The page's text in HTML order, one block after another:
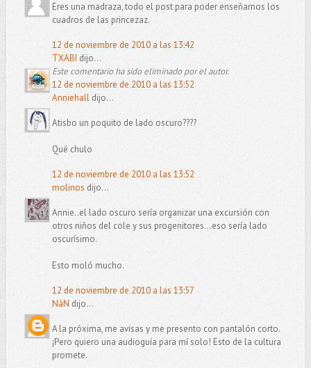
Eres una madraza, todo el post para poder enseñarnos los
cuadros de las princezaz.
12 de noviembre de 2010 a las 13:42
TXABI dijo...
Este comentario ha sido eliminado por el autor.
12 de noviembre de 2010 a las 13:52
Anniehalldijo...
Atisbo un poquito de lado oscuro????
Qué chulo
12 de noviembre de 2010 a las 13:52
molinos dijo...
Annie..el lado oscuro sería organizar una excursión con
otros niños del cole y sus progenitores...eso sería lado
oscurísimo.
Esto moló mucho.
12 de noviembre de 2010 a las 13:57
NáN dijo...
A la próxima, me avisas y me presento con pantalón corto.
¡Pero quiero una audioguía para mí solo! Esto de la cultura
promete.